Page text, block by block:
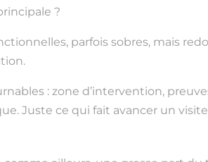
?
parfois sobres, mais
: zone d’intervention,
Juste ce qui fait avancer un